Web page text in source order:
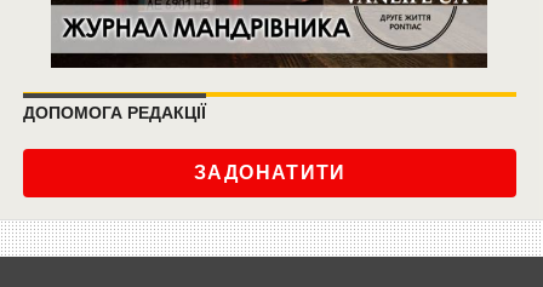
ДОПОМОГА РЕДАКЦІЇ
ЗАДОНАТИТИ